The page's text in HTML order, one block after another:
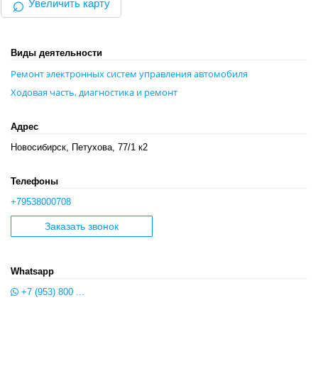
Увеличить карту
Виды деятельности
Ремонт электронных систем управления автомобиля
Ходовая часть, диагностика и ремонт
Адрес
Новосибирск, Петухова, 77/1 к2
Телефоны
+79538000708
Заказать звонок
Whatsapp
+7 (953) 800 ...